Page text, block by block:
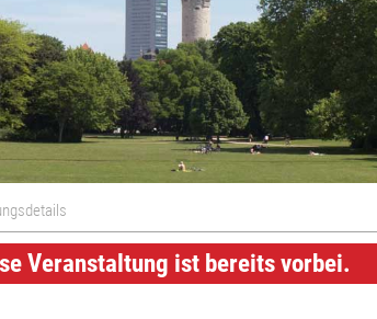
Veranstaltung ist bereits vorbei.